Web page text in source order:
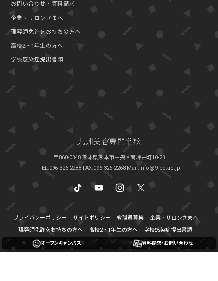
お問い合わせ・資料請求
企業・サロンさまへ
理容師免許をお持ちの方へ
高校2・1年生の方へ
学校感染症提出書類
〒860-0848 熊本県熊本市中央区南坪井町10-28
TEL:096-326-2288 FAX:096-326-2268 Mail:info@9-be.ac.jp
プライバシーポリシー サイトポリシー 教職員募集
企業・サロンさまへ
理容師免許をお持ちの方へ
高校2・1年生の方へ
学校感染症提出書類
アクセス
お問い合わせ
オープンキャンパス 資料請求・お問い合わせ